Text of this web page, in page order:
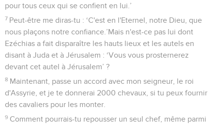
pour tous ceux qui se confient en lui.’
7 Peut-être me diras-tu : ‘C'est en l'Eternel, notre Dieu, que
nous plaçons notre confiance.’Mais n'est-ce pas lui dont
Ezéchias a fait disparaître les hauts lieux et les autels en
disant à Juda et à Jérusalem : ‘Vous vous prosternerez
devant cet autel à Jérusalem’ ?
8 Maintenant, passe un accord avec mon seigneur, le roi
d'Assyrie, et je te donnerai 2000 chevaux, si tu peux fournir
des cavaliers pour les monter.
9 Comment pourrais-tu repousser un seul chef, même parmi